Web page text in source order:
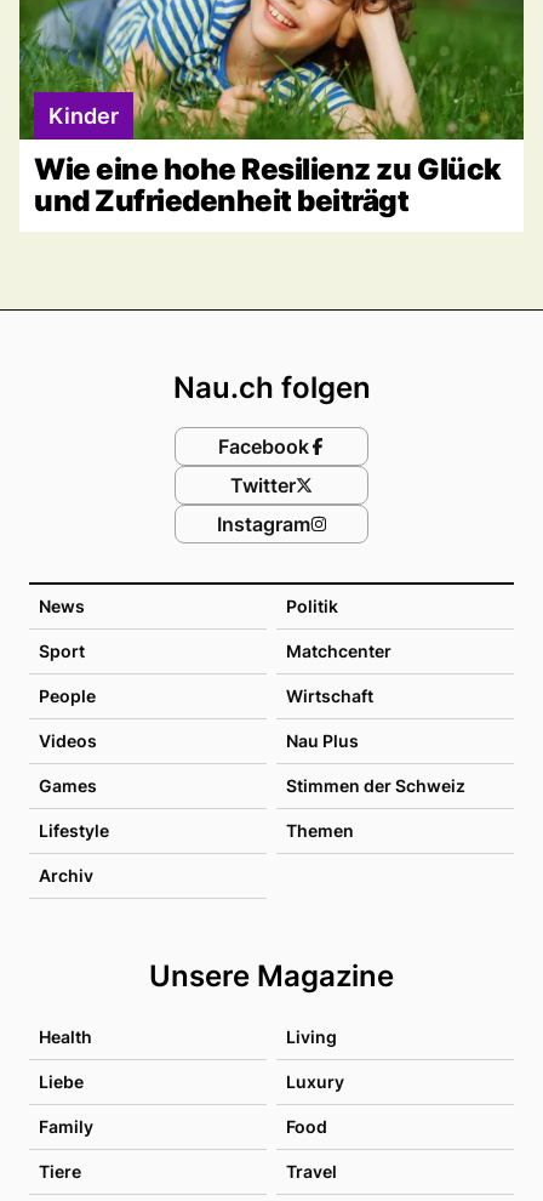
Kinder
Wie eine hohe Resilienz zu Glück
und Zufriedenheit beiträgt
News Politik
Sport Matchcenter
People Wirtschaft
Videos Nau Plus
Games Stimmen der Schweiz
Lifestyle Themen
Archiv
Unsere Magazine
Health Living
Liebe Luxury
Family Food
Tiere Travel
Nau.ch folgen
Facebook
Twitter
Instagram